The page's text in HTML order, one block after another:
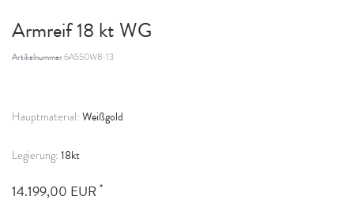
Armreif 18 kt WG
Artikelnummer6A550W8-13
Hauptmaterial: Weißgold
Legierung: 18kt
14.199,00 EUR *